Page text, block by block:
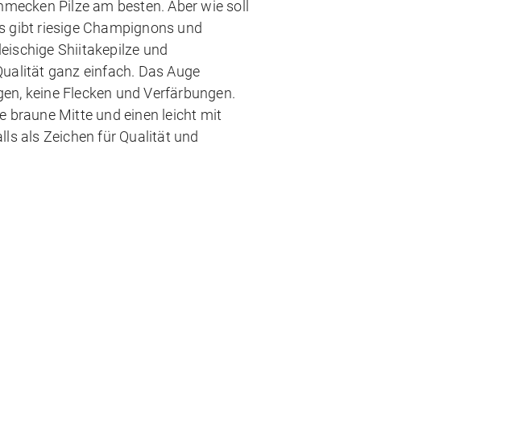
Pilze am besten. Aber wie soll
gibt riesige Champignons und
Shiitakepilze und
ganz einfach. Das Auge
keine Flecken und Verfärbungen.
braune Mitte und einen leicht mit
als Zeichen für Qualität und